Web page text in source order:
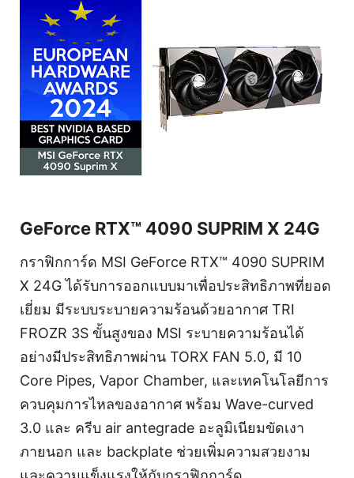
GeForce RTX™ 4090 SUPRIM X 24G
กราฟิกการ์ด MSI GeForce RTX™ 4090 SUPRIM
X 24G ได้รับการออกแบบมาเพื่อประสิทธิภาพที่ยอด
เยี่ยม มีระบบระบายความร้อนด้วยอากาศ TRI
FROZR 3S ขั้นสูงของ MSI ระบายความร้อนได้
อย่างมีประสิทธิภาพผ่าน TORX FAN 5.0, มี 10
Core Pipes, Vapor Chamber, และเทคโนโลยีการ
ควบคุมการไหลของอากาศ พร้อม Wave-curved
3.0 และ ครีบ air antegrade อะลูมิเนียมขัดเงา
ภายนอก และ backplate ช่วยเพิ่มความสวยงาม